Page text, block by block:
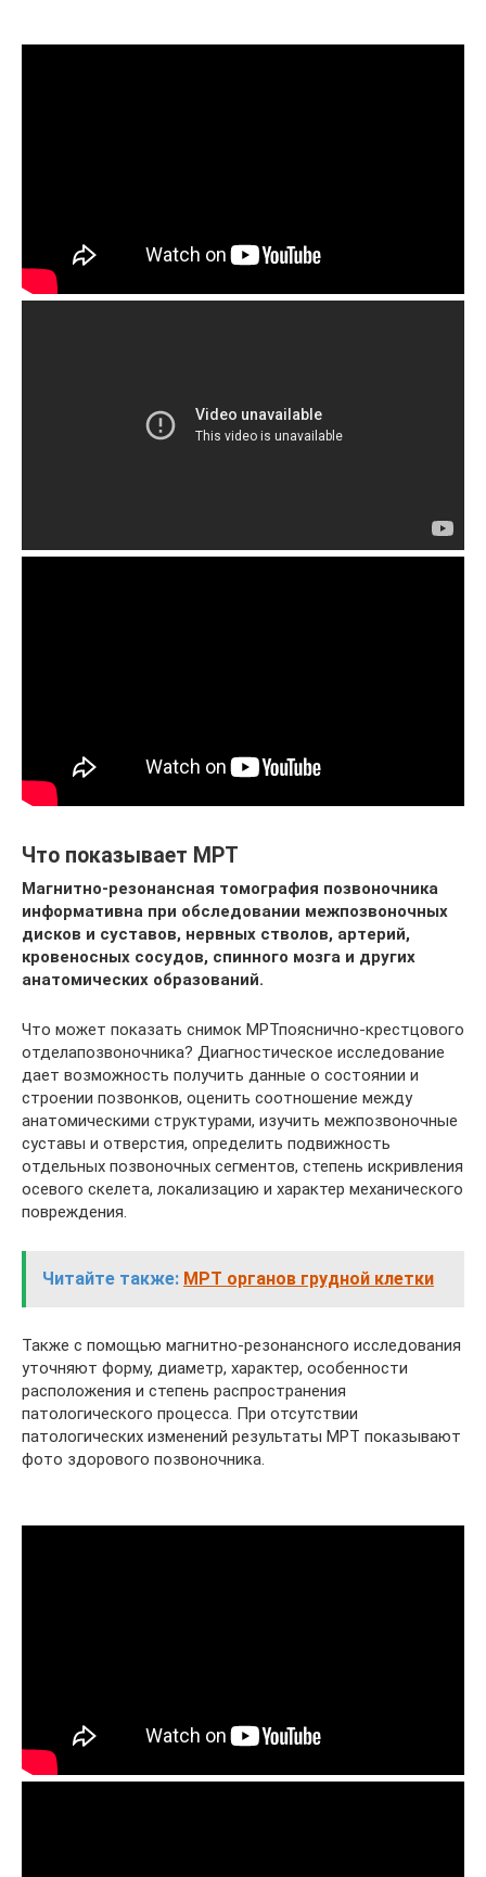
Что показывает МРТ
Магнитно-резонансная томография позвоночника
информативна при обследовании межпозвоночных
дисков и суставов, нервных стволов, артерий,
кровеносных сосудов, спинного мозга и других
анатомических образований.
Что может показать снимок МРТпояснично-крестцового
отделапозвоночника? Диагностическое исследование
дает возможность получить данные о состоянии и
строении позвонков, оценить соотношение между
анатомическими структурами, изучить межпозвоночные
суставы и отверстия, определить подвижность
отдельных позвоночных сегментов, степень искривления
осевого скелета, локализацию и характер механического
повреждения.
Читайте также: МРТ органов грудной клетки
Также с помощью магнитно-резонансного исследования
уточняют форму, диаметр, характер, особенности
расположения и степень распространения
патологического процесса. При отсутствии
патологических изменений результаты МРТ показывают
фото здорового позвоночника.